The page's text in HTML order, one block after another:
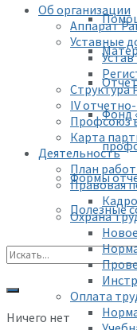
Фонд
Формы
Полезные
Ничего нет
Об организации
Аппарат
Уставные
Структура
IV
Профсоюз
Карта
Деятельность
План
Правовая
Охрана
Оплата